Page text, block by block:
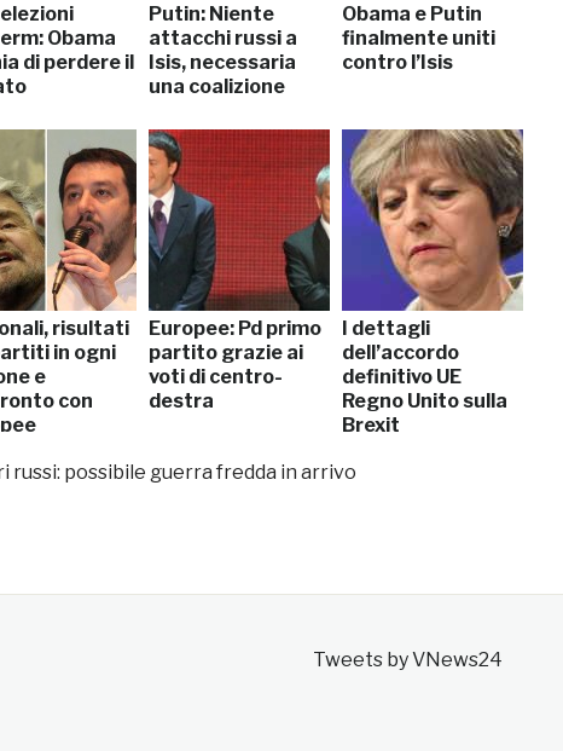
Obama
di perdere il
Putin: Niente
attacchi russi a
Isis, necessaria
una coalizione
Obama e Putin
finalmente uniti
contro l’Isis
risultati
in ogni
e
con
Europee: Pd primo
partito grazie ai
voti di centro-
destra
I dettagli
dell’accordo
definitivo UE
Regno Unito sulla
Brexit
russi: possibile guerra fredda in arrivo
Tweets by VNews24